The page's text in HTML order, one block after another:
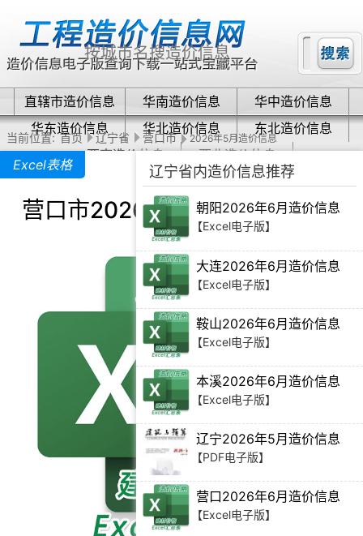
直辖市造价信息 华南造价信息
华中造价信息
华东造价信息
华北造价信息
东北造价信息
西南造价信息
西北造价信息
当前位置: 首页 辽宁省 营口市 2026年5月造价信息
Excel表格
营口市2026年5月造价信息下载
辽宁省内造价信息推荐
朝阳2026年6月造价信息
【Excel电子版】
大连2026年6月造价信息
【Excel电子版】
鞍山2026年6月造价信息
【Excel电子版】
本溪2026年6月造价信息
【Excel电子版】
辽宁2026年5月造价信息
【PDF电子版】
营口2026年6月造价信息
【Excel电子版】